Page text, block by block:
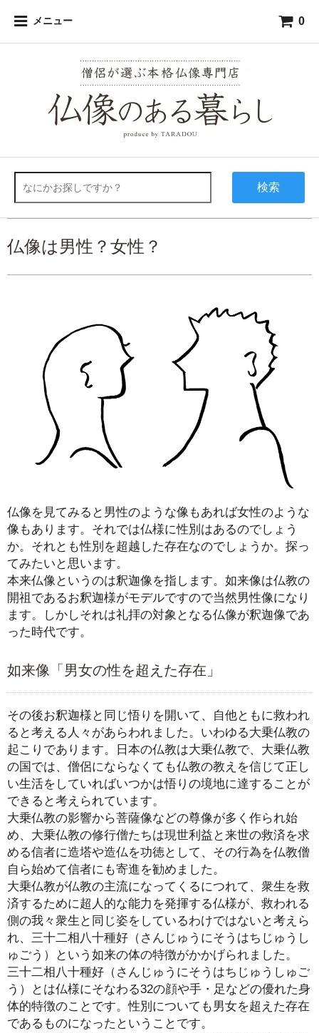
メニュー 0
検索
仏像は男性？女性？
仏像を見てみると男性のような像もあれば女性のような
像もあります。それでは仏様に性別はあるのでしょう
か。それとも性別を超越した存在なのでしょうか。探っ
てみたいと思います。
本来仏像というのは釈迦像を指します。如来像は仏教の
開祖であるお釈迦様がモデルですので当然男性像になり
ます。しかしそれは礼拝の対象となる仏像が釈迦像であ
った時代です。
如来像「男女の性を超えた存在」
その後お釈迦様と同じ悟りを開いて、自他ともに救われ
ると考える人々があらわれました。いわゆる大乗仏教の
起こりであります。日本の仏教は大乗仏教で、大乗仏教
の国では、僧侶にならなくても仏教の教えを信じて正し
い生活をしていればいつかは悟りの境地に達することが
できると考えられています。
大乗仏教の影響から菩薩像などの尊像が多く作られ始
め、大乗仏教の修行僧たちは現世利益と来世の救済を求
める信者に造塔や造仏を功徳として、その行為を仏教僧
自ら始めて信者にも寄進を勧めました。
大乗仏教が仏教の主流になってくるにつれて、衆生を救
済するために超人的な能力を発揮する仏様が、救われる
側の我々衆生と同じ姿をしているわけではないと考えら
れ、三十二相八十種好（さんじゅうにそうはちじゅうし
ゅごう）という如来の体の特徴がかかげられました。
三十二相八十種好（さんじゅうにそうはちじゅうしゅご
う）とは仏様にそなわる32の顔や手・足などの優れた身
体的特徴のことです。性別についても男女を超えた存在
であるものになったということです。